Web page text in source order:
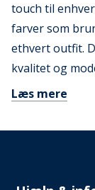
touch til
farver som
ethvert outfit.
kvalitet og
Læs mere